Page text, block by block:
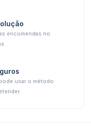
encomendas no
usar o método